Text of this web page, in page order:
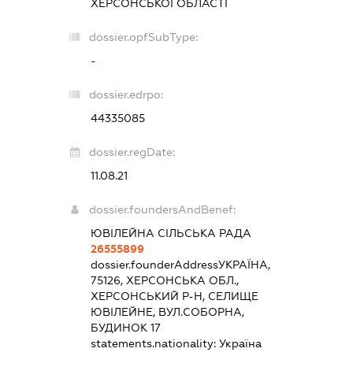
ХЕРСОНСЬКОЇ ОБЛАСТІ
dossier.opfSubType:
-
dossier.edrpo:
44335085
dossier.regDate:
11.08.21
dossier.foundersAndBenef:
ЮВІЛЕЙНА СІЛЬСЬКА РАДА
26555899
dossier.founderAddressУКРАЇНА,
75126, ХЕРСОНСЬКА ОБЛ.,
ХЕРСОНСЬКИЙ Р-Н, СЕЛИЩЕ
ЮВІЛЕЙНЕ, ВУЛ.СОБОРНА,
БУДИНОК 17
statements.nationality: Україна